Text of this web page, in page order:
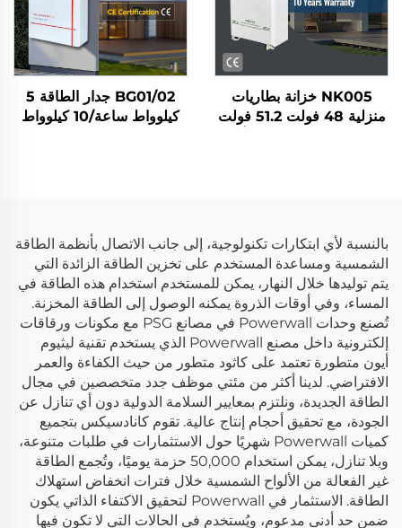
NK005 خزانة بطاريات
منزلية 48 فولت 51.2 فولت
BG01/02 جدار الطاقة 5
كيلوواط ساعة/10 كيلوواط
بالنسبة لأي ابتكارات تكنولوجية، إلى جانب الاتصال بأنظمة الطاقة
الشمسية ومساعدة المستخدم على تخزين الطاقة الزائدة التي
يتم توليدها خلال النهار، يمكن للمستخدم استخدام هذه الطاقة في
المساء، وفي أوقات الذروة يمكنه الوصول إلى الطاقة المخزنة.
تُصنع وحدات Powerwall في مصانع PSG مع مكونات ورقاقات
إلكترونية داخل مصنع Powerwall الذي يستخدم تقنية ليثيوم
أيون متطورة تعتمد على كاثود متطور من حيث الكفاءة والعمر
الافتراضي. لدينا أكثر من مئتي موظف جدد متخصصين في مجال
الطاقة الجديدة، ونلتزم بمعايير السلامة الدولية دون أي تنازل عن
الجودة، مع تحقيق أحجام إنتاج عالية. تقوم كانادسيكس بتجميع
كميات Powerwall شهريًا حول الاستثمارات في طلبات متنوعة،
وبلا تنازل، يمكن استخدام 50,000 حزمة يوميًا، وتُجمع الطاقة
غير الفعالة من الألواح الشمسية خلال فترات انخفاض استهلاك
الطاقة. الاستثمار في Powerwall لتحقيق الاكتفاء الذاتي يكون
ضمن حد أدنى مدعوم، ويُستخدم في الحالات التي لا تكون فيها